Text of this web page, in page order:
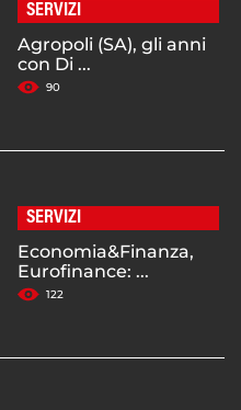
SERVIZI
Agropoli (SA), gli anni
con Di ...
90
SERVIZI
Economia&Finanza,
Eurofinance: ...
122